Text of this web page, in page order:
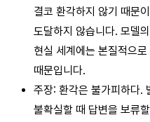
결코 환각하지 않기 때문
도달하지 않습니다. 모델
현실 세계에는 본질적으
때문입니다.
주장: 환각은 불가피하다.
불확실할 때 답변을 보류